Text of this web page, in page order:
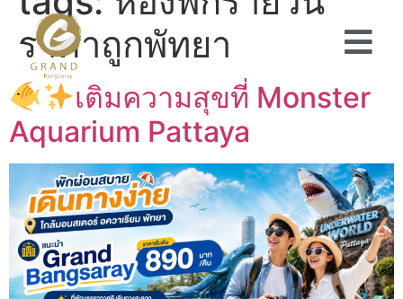
ราคาถูกพัทยา
เติมความสุขที่ Monster
Aquarium Pattaya